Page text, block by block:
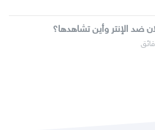
ضد الإنتر وأين تشاهدها؟